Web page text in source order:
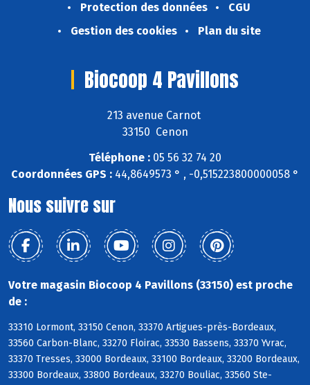
Protection des données
CGU
Gestion des cookies
Plan du site
Biocoop 4 Pavillons
213 avenue Carnot
33150 Cenon
Téléphone : 05 56 32 74 20
Coordonnées GPS : 44,8649573 ° , -0,515223800000058 °
Nous suivre sur
Votre magasin Biocoop 4 Pavillons (33150) est proche
de :
33310 Lormont, 33150 Cenon, 33370 Artigues-près-Bordeaux,
33560 Carbon-Blanc, 33270 Floirac, 33530 Bassens, 33370 Yvrac,
33370 Tresses, 33000 Bordeaux, 33100 Bordeaux, 33200 Bordeaux,
33300 Bordeaux, 33800 Bordeaux, 33270 Bouliac, 33560 Ste-